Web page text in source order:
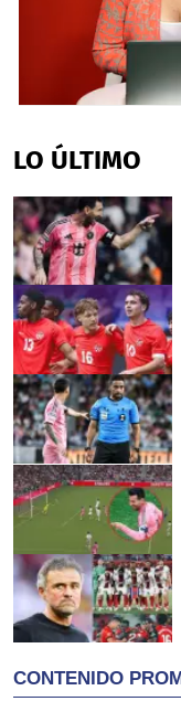
of
4
42
seconds
LO ÚLTIMO